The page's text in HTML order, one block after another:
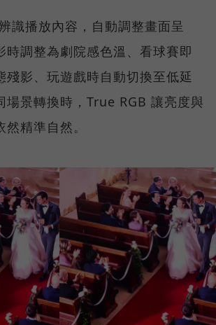
識播放內容，自動調整畫面呈
時調整為劇院感色溫、看球賽即
殘影、玩遊戲時自動切換至低延
場景轉換時，True RGB 讓亮度與
精準自然。